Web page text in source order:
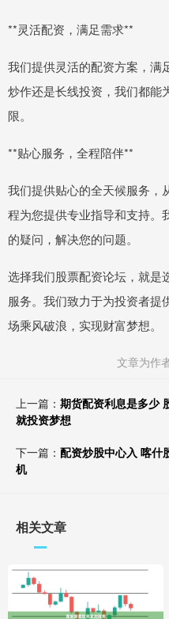
**灵活配资，满足需求**
我们提供灵活的配资方案，满
炒作还是长线投资，我们都能
限。
**贴心服务，全程陪伴**
我们提供贴心的全天候服务，
程为您提供专业指导和支持。
的疑问，解决您的问题。
选择我们股票配资论坛，就是
服务。我们致力于为投资者
场乘风破浪，实现财富梦想。
文章为作
上一篇： 期货配资利息是多少
就投资梦想
下一篇： 配资炒股中心入 喀什
机
相关文章